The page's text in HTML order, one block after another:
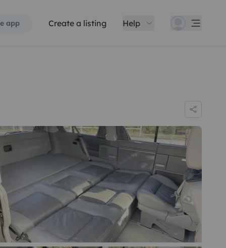
app Create a listing Help